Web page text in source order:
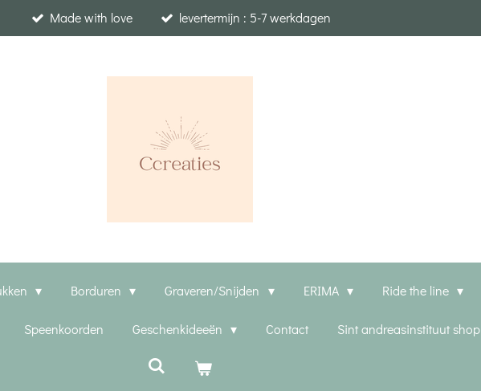
Made with love levertermijn : 5-7 werkdagen
Borduren Graveren/Snijden ERIMA Ride the line
Speenkoorden Geschenkideeën Contact Sint andreasinstituut shop